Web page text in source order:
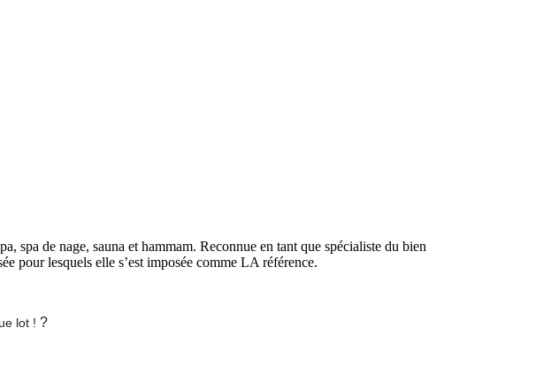
spa de nage, sauna et hammam. Reconnue en tant que spécialiste du bien
pour lesquels elle s’est imposée comme LA référence.
lot ! ?